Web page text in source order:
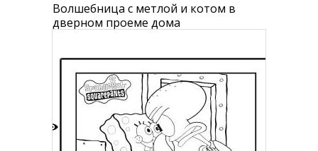
Волшебница с метлой и котом в
дверном проеме дома